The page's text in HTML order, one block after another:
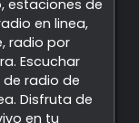
estaciones de
en linea,
radio por
Escuchar
de radio de
Disfruta de
en tu